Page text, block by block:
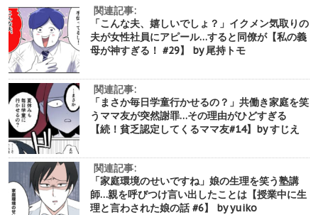
関連記事:
「こんな夫、嬉しいでしょ？」イクメン気取りの
夫が女性社員にアピール…すると同僚が【私の義
母が神すぎる！ #29】 by 尾持トモ
関連記事:
「まさか毎日学童行かせるの？」共働き家庭を笑
うママ友が突然謝罪…その理由がひどすぎる
【続！貧乏認定してくるママ友#14】by すじえ
関連記事:
「家庭環境のせいですね」娘の生理を笑う塾講
師…親を呼びつけ言い出したことは【授業中に生
理と言わされた娘の話 #6】 by yuiko